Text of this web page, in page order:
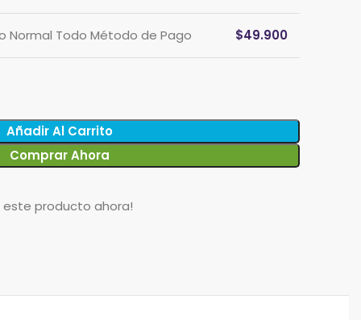
Normal Todo Método de Pago $49.900
Añadir Al Carrito
Comprar Ahora
este producto ahora!